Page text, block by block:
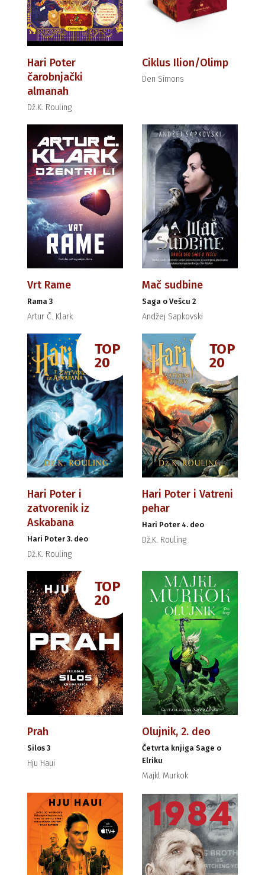
Hari Poter
čarobnjački
almanah
Dž.K. Rouling
Ciklus Ilion/Olimp
Den Simons
Vrt Rame
Rama 3
Artur Č. Klark
Mač sudbine
Saga o Vešcu 2
Andžej Sapkovski
TOP
20
Hari Poter i
zatvorenik iz
Askabana
Hari Poter 3. deo
Dž.K. Rouling
TOP
20
Hari Poter i Vatreni
pehar
Hari Poter 4. deo
Dž.K. Rouling
TOP
20
Prah
Silos 3
Hju Haui
Olujnik, 2. deo
Četvrta knjiga Sage o
Elriku
Majkl Murkok